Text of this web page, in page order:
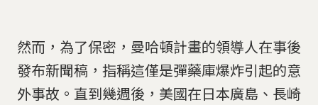
然而，為了保密，曼哈頓計畫的領導人在事後
發布新聞稿，指稱這僅是彈藥庫爆炸引起的意
外事故。直到幾週後，美國在日本廣島、長崎